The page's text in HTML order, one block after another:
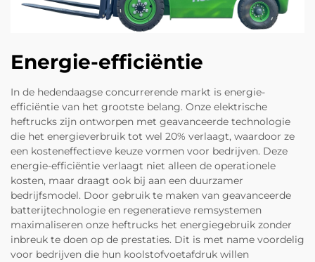
Energie-efficiëntie
In de hedendaagse concurrerende markt is energie-
efficiëntie van het grootste belang. Onze elektrische
heftrucks zijn ontworpen met geavanceerde technologie
die het energieverbruik tot wel 20% verlaagt, waardoor ze
een kosteneffectieve keuze vormen voor bedrijven. Deze
energie-efficiëntie verlaagt niet alleen de operationele
kosten, maar draagt ook bij aan een duurzamer
bedrijfsmodel. Door gebruik te maken van geavanceerde
batterijtechnologie en regeneratieve remsystemen
maximaliseren onze heftrucks het energiegebruik zonder
inbreuk te doen op de prestaties. Dit is met name voordelig
voor bedrijven die hun koolstofvoetafdruk willen